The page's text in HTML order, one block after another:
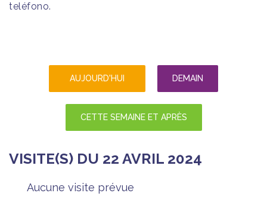
teléfono.
AUJOURD'HUI DEMAIN
CETTE SEMAINE ET APRÈS
VISITE(S) DU 22 AVRIL 2024
Aucune visite prévue